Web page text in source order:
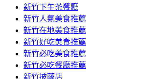
新竹下午茶餐廳
新竹人氣美食推薦
新竹在地美食推薦
新竹好吃美食推薦
新竹必吃美食推薦
新竹必吃餐廳推薦
新竹披薩店